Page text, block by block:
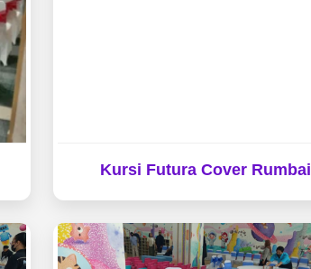
Kursi Futura Cover Rumbai